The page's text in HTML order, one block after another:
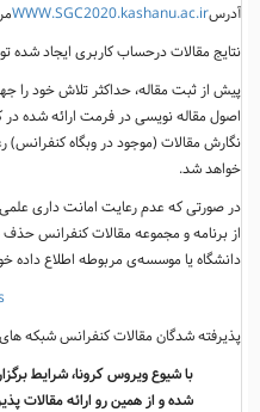
آدرسWWW.SGC2020.kashanu.ac.ir
نتایج مقالات درحساب کاربری ایجاد شده
پیش از ثبت مقاله، حداکثر تلاش خود را
اصول مقاله نویسی در فرمت ارائه شده
نگارش مقالات (موجود در وبگاه کنفرانس)
خواهد شد.
در صورتی که عدم رعایت امانت داری علمی
از برنامه و مجموعه مقالات کنفرانس
دانشگاه یا موسسه­‌ی مربوطه اطلاع داده
پذیرفته شدگان مقالات کنفرانس شبکه های هوشمندانرژی99به
با شیوع ویروس کرونا، شرایط
شده و از همین رو ارائه مقالات